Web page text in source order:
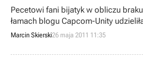
Pecetowi fani bijatyk w obliczu
łamach blogu Capcom-Unity
Marcin Skierski26 maja 2011 11:35